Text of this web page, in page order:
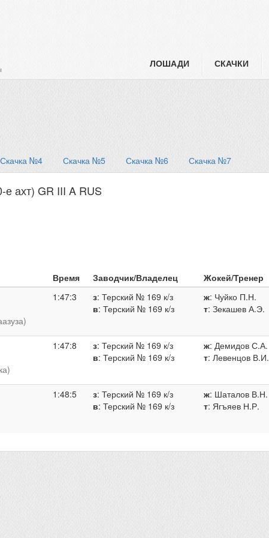
ЛОШАДИ СКАЧКИ
Скачка №4 Скачка №5 Скачка №6 Скачка №7
е ахт) GR III A RUS
Время Заводчик/Владелец Жокей/Тренер
1:47:3 з: Терский № 169 к/з
в: Терский № 169 к/з
ж: Чуйко П.Н.
т: Зекашев А.Э.
1:47:8 з: Терский № 169 к/з
в: Терский № 169 к/з
ж: Демидов С.А.
т: Левенцов В.И.
1:48:5 з: Терский № 169 к/з
в: Терский № 169 к/з
ж: Шаталов В.Н.
т: Ягъяев Н.Р.